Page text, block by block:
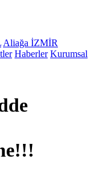
Aliağa İZMİR
Haberler Kurumsal